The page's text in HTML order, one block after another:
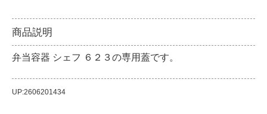
商品説明
弁当容器 シェフ ６２３の専用蓋です。
UP:2606201434